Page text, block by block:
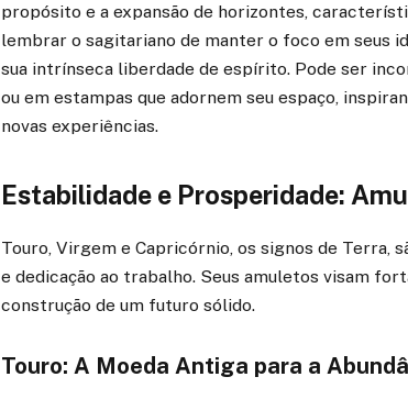
propósito e a expansão de horizontes,
lembrar o sagitariano de manter o foco em seus
sua intrínseca liberdade de espírito. Pode ser
ou em estampas que adornem seu espaço,
novas experiências.
Estabilidade e Prosperidade:
Touro, Virgem e Capricórnio, os signos de Terra,
e dedicação ao trabalho. Seus amuletos visam
construção de um futuro sólido.
Touro: A Moeda Antiga para a